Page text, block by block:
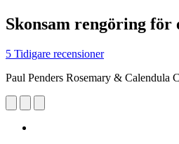
Skonsam rengöring för
5 Tidigare recensioner
Paul Penders Rosemary & Calendula